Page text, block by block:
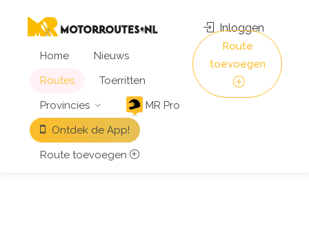
Home
Nieuws
Routes
Toerritten
Provincies
MR Pro
Ontdek de App!
Route toevoegen
Inloggen
Route
toevoegen